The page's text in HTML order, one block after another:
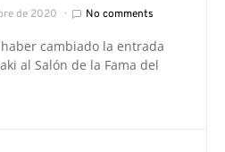
de 2020 No comments
cambiado la entrada
al Salón de la Fama del